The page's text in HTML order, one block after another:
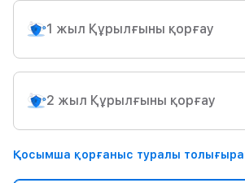
1 жыл Құрылғыны қорғау
2 жыл Құрылғыны қорғау
Қосымша қорғаныс туралы толығырақ